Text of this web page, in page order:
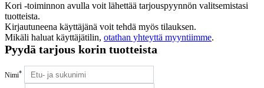
Kori -toiminnon avulla voit lähettää tarjouspyynnön valitsemistasi
tuotteista.
Kirjautuneena käyttäjänä voit tehdä myös tilauksen.
Mikäli haluat käyttäjätilin, otathan yhteyttä myyntiimme.
Pyydä tarjous korin tuotteista
Nimi*